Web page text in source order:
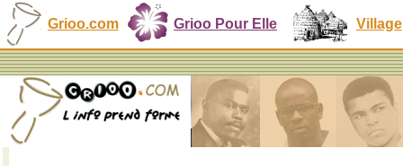
Grioo.com Grioo Pour Elle Village